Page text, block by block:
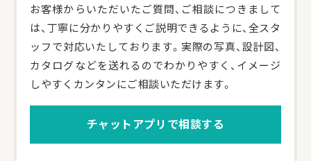
お客様からいただいたご質問、ご相談につきまして
は、丁寧に分かりやすくご説明できるように、全スタ
ッフで対応いたしております。実際の写真、設計図、
カタログなどを送れるのでわかりやすく、イメージ
しやすくカンタンにご相談いただけます。
チャットアプリで相談する